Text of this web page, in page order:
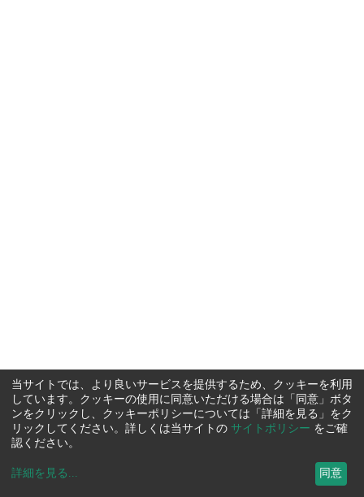
当サイトでは、より良いサービスを提供するため、クッキーを利用
しています。クッキーの使用に同意いただける場合は「同意」ボタ
ンをクリックし、クッキーポリシーについては「詳細を見る」をク
リックしてください。詳しくは当サイトの サイトポリシー をご確
認ください。
詳細を見る ... 同意